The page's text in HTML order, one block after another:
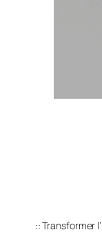
:: Transformer